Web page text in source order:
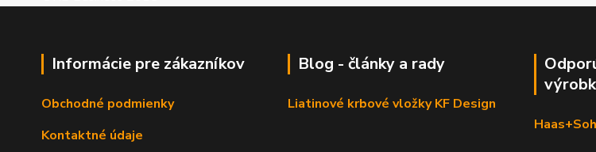
Informácie pre zákazníkov
Obchodné podmienky
Kontaktné údaje
Blog - články a rady
Liatinové krbové vložky KF Design